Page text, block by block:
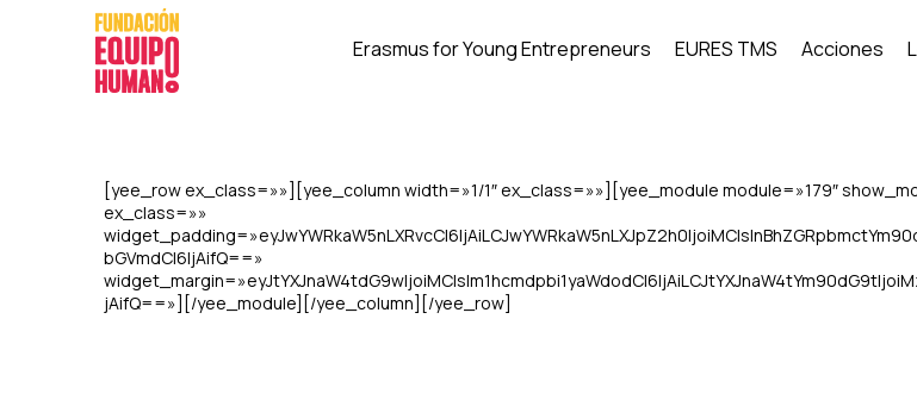
Erasmus for Young Entrepreneurs EURES TMS Acciones
[yee_row ex_class=»»][yee_column width=»1/1″ ex_class=»»][yee_module module=»179″
ex_class=»»
bGVmdCI6IjAifQ==»
jAifQ==»][/yee_module][/yee_column][/yee_row]